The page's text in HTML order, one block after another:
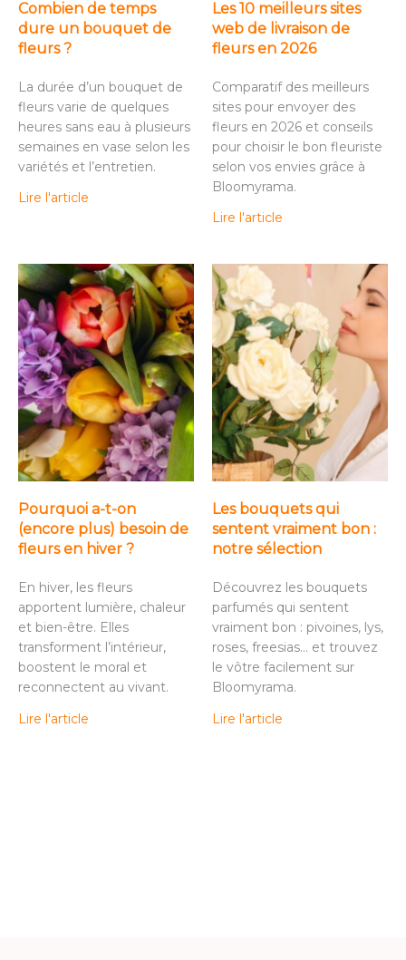
Combien de temps
dure un bouquet de
fleurs ?
La durée d’un bouquet de
fleurs varie de quelques
heures sans eau à plusieurs
semaines en vase selon les
variétés et l’entretien.
Lire l'article
Les 10 meilleurs sites
web de livraison de
fleurs en 2026
Comparatif des meilleurs
sites pour envoyer des
fleurs en 2026 et conseils
pour choisir le bon fleuriste
selon vos envies grâce à
Bloomyrama.
Lire l'article
Pourquoi a-t-on
(encore plus) besoin de
fleurs en hiver ?
En hiver, les fleurs
apportent lumière, chaleur
et bien-être. Elles
transforment l’intérieur,
boostent le moral et
reconnectent au vivant.
Lire l'article
Les bouquets qui
sentent vraiment bon :
notre sélection
Découvrez les bouquets
parfumés qui sentent
vraiment bon : pivoines, lys,
roses, freesias… et trouvez
le vôtre facilement sur
Bloomyrama.
Lire l'article